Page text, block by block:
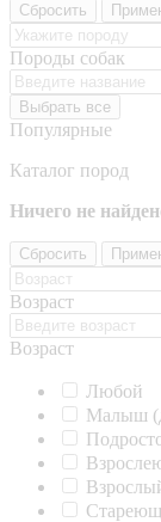
Сбросить
Породы собак
Выбрать все
Популярные
Каталог пород
Ничего не
Сбросить
Возраст
Возраст
Любой
Малыш